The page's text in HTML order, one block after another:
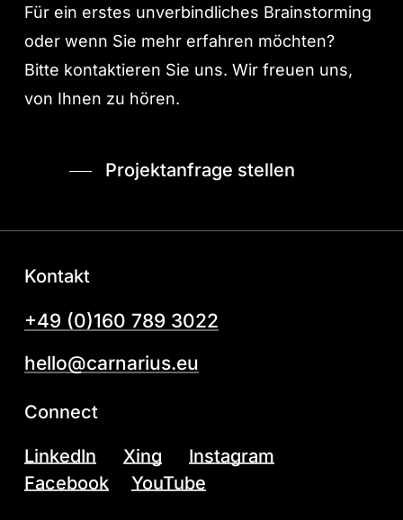
Für ein erstes unverbindliches Brainstorming
oder wenn Sie mehr erfahren möchten?
Bitte kontaktieren Sie uns. Wir freuen uns,
von Ihnen zu hören.
Projektanfrage stellen
Kontakt
+49 (0)160 789 3022
hello@carnarius.eu
Connect
LinkedIn Xing
Instagram
Facebook
YouTube